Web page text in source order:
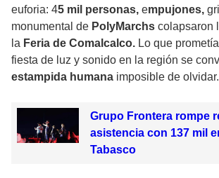
euforia: 45 mil personas, empujones,
monumental de PolyMarchs colapsaron
la Feria de Comalcalco. Lo que
fiesta de luz y sonido en la región se
estampida humana imposible de olvidar.
Grupo Frontera rompe
asistencia con 137 mil
Tabasco